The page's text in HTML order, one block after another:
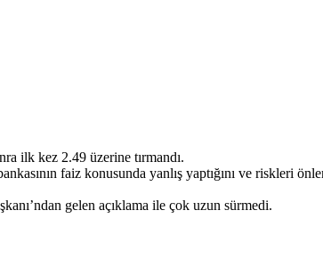
ilk kez 2.49 üzerine tırmandı.
faiz konusunda yanlış yaptığını ve riskleri
gelen açıklama ile çok uzun sürmedi.